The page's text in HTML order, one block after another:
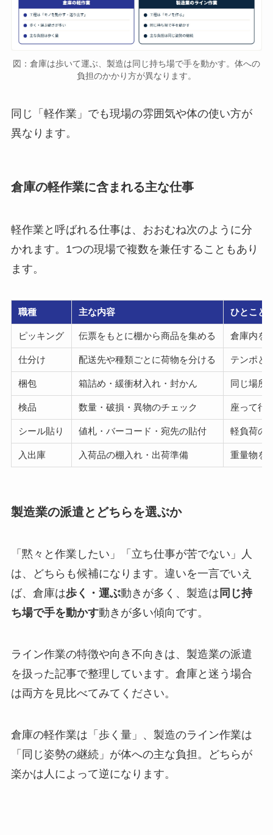
図：倉庫は歩いて運ぶ、製造は同じ持ち場で手を動かす。体への
負担のかかり方が異なります。
同じ「軽作業」でも現場の雰囲気や体の使い方が
異なります。
倉庫の軽作業に含まれる主な仕事
軽作業と呼ばれる仕事は、おおむね次のように分
かれます。1つの現場で複数を兼任することもあり
ます。
職種 主な内容 ひとこと
ピッキング 伝票をもとに棚から商品を集める 倉庫内を
仕分け 配送先や種類ごとに荷物を分ける テンポと
梱包 箱詰め・緩衝材入れ・封かん 同じ場所
検品 数量・破損・異物のチェック 座って行
シール貼り 値札・バーコード・宛先の貼付 軽負荷の
入出庫 入荷品の棚入れ・出荷準備 重量物を
製造業の派遣とどちらを選ぶか
「黙々と作業したい」「立ち仕事が苦でない」人
は、どちらも候補になります。違いを一言でいえ
ば、倉庫は歩く・運ぶ動きが多く、製造は 同じ持
ち場で手を動かす動きが多い傾向です。
ライン作業の特徴や向き不向きは、製造業の派遣
を扱った記事で整理しています。倉庫と迷う場合
は両方を見比べてみてください。
倉庫の軽作業は「歩く量」、製造のライン作業は
「同じ姿勢の継続」が体への主な負担。どちらが
楽かは人によって逆になります。